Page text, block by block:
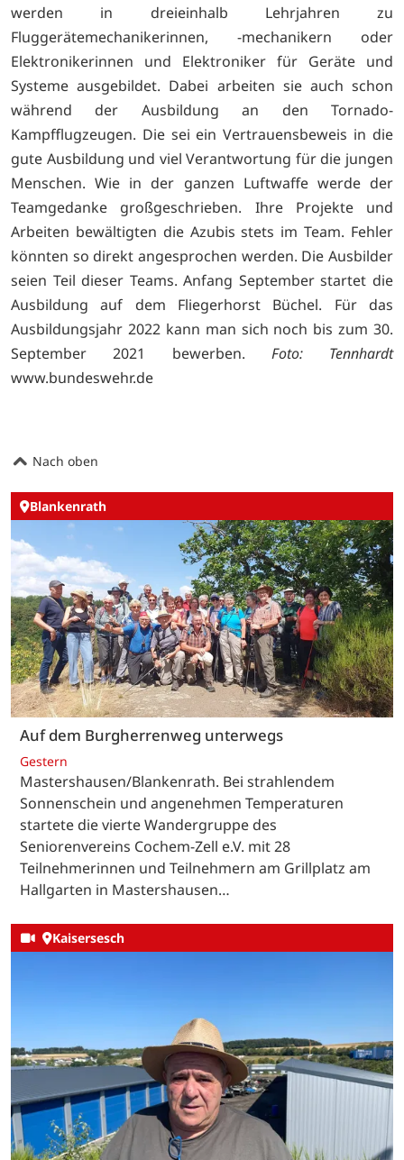
werden in dreieinhalb Lehrjahren zu
Fluggerätemechanikerinnen, -mechanikern oder
Elektronikerinnen und Elektroniker für Geräte und
Systeme ausgebildet. Dabei arbeiten sie auch schon
während der Ausbildung an den Tornado-
Kampfflugzeugen. Die sei ein Vertrauensbeweis in die
gute Ausbildung und viel Verantwortung für die jungen
Menschen. Wie in der ganzen Luftwaffe werde der
Teamgedanke großgeschrieben. Ihre Projekte und
Arbeiten bewältigten die Azubis stets im Team. Fehler
könnten so direkt angesprochen werden. Die Ausbilder
seien Teil dieser Teams. Anfang September startet die
Ausbildung auf dem Fliegerhorst Büchel. Für das
Ausbildungsjahr 2022 kann man sich noch bis zum 30.
September 2021 bewerben. Foto: Tennhardt
www.bundeswehr.de
Nach oben
Blankenrath
Auf dem Burgherrenweg unterwegs
Gestern
Mastershausen/Blankenrath. Bei strahlendem
Sonnenschein und angenehmen Temperaturen
startete die vierte Wandergruppe des
Seniorenvereins Cochem-Zell e.V. mit 28
Teilnehmerinnen und Teilnehmern am Grillplatz am
Hallgarten in Mastershausen…
Kaisersesch